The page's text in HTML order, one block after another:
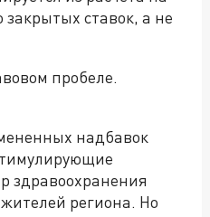
ставок, а не
пробеле.
надбавок
здравоохранения
региона. Но